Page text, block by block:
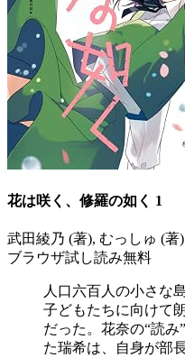
花は咲く、修羅の如く 1
武田綾乃 (著), むっしゅ (著)
ブラウザ試し読み無料
人口六百人の小さな
子どもたちに向けて
だった。花奈の“読
た瑞希は、自身が部